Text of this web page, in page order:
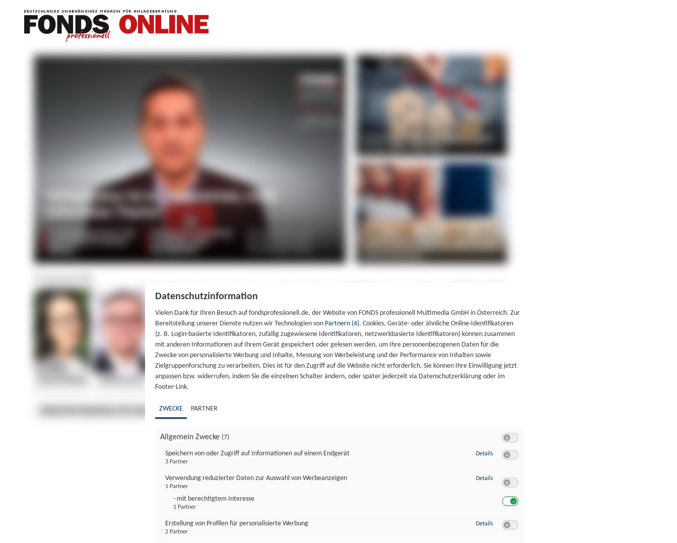
Datenschutzinformation
Vielen Dank für Ihren Besuch auf fondsprofessionell.de, der Website von FONDS professionell Multimedia GmbH in Österreich. Zur
Bereitstellung unserer Dienste nutzen wir Technologien von Partnern (4). Cookies, Geräte- oder ähnliche Online-Identifikatoren
(z. B. Login-basierte Identifikatoren, zufällig zugewiesene Identifikatoren, netzwerkbasierte Identifikatoren) können zusammen
mit anderen Informationen auf Ihrem Gerät gespeichert oder gelesen werden, um Ihre personenbezogenen Daten für die
Zwecke von personalisierte Werbung und Inhalte, Messung von Werbeleistung und der Performance von Inhalten sowie
Zielgruppenforschung zu verarbeiten. Dies ist für den Zugriff auf die Website nicht erforderlich. Sie können Ihre Einwilligung jetzt
anpassen bzw. widerrufen, indem Sie die einzelnen Schalter ändern, oder später jederzeit via Datenschutzerklärung oder im
Footer-Link.
ZWECKE PARTNER
Allgemein Zwecke (7)
Speichern von oder Zugriff auf Informationen auf einem Endgerät
3 Partner
Details zu Speichern von oder Zugriff auf Informationen auf einem Endgerät
Verwendung reduzierter Daten zur Auswahl von Werbeanzeigen
1 Partner
- mit berechtigtem Interesse
1 Partner
Details zu Verwendung reduzierter Daten zur Auswahl von Werbeanzeigen
Erstellung von Profilen für personalisierte Werbung
2 Partner
Details zu Erstellung von Profilen für personalisierte Werbung